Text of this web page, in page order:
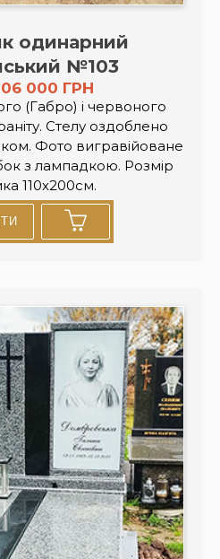
одинарний
№103
000 ГРН
(Габро) і червоного
Стелу оздоблено
Фото вигравійоване
з лампадкою. Розмір
110х200см.